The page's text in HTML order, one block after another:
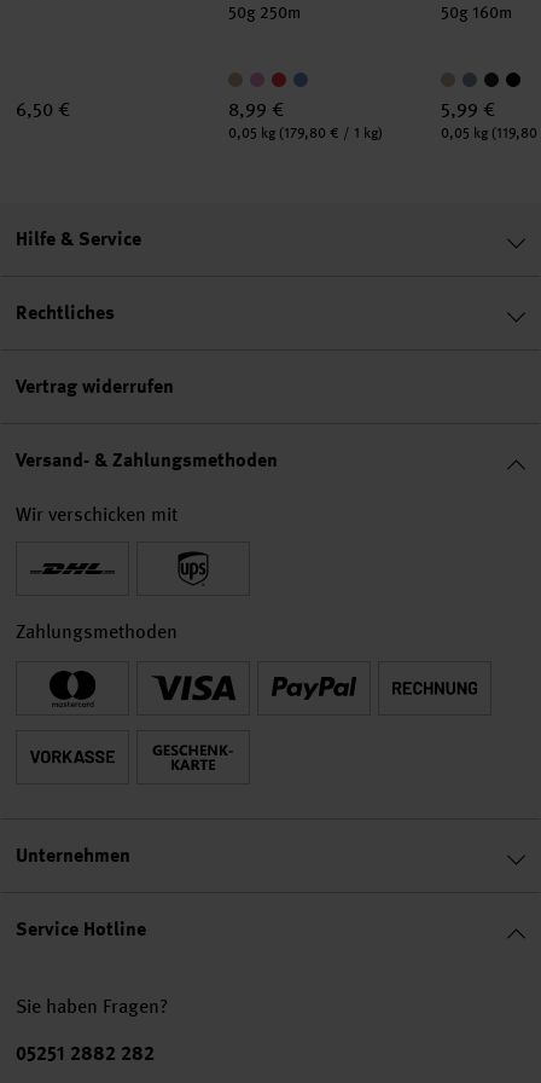
6,50 €
50g 250m
8,99 €
Inhalt:
0,05 kg (179,80 € / 1 kg)
50g 160m
5,99 €
Inhalt:
0,05 kg
Service Hotline
Sie haben Fragen?
Telefonnummer
05251 2882 282
Hilfe & Service
Rechtliches
Vertrag widerrufen
Versand- & Zahlungsmethoden
Wir verschicken mit
Zahlungsmethoden
Unternehmen